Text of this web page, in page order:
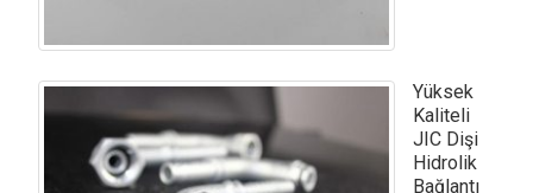
Yüksek
Kaliteli
JIC Dişi
Hidrolik
Bağlantı